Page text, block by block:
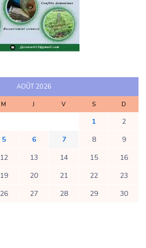
AOÛT 2026
M J V S D
1
2
5 6 7 8
9
12 13 14 15
16
19 20 21 22
23
26 27 28 29
30